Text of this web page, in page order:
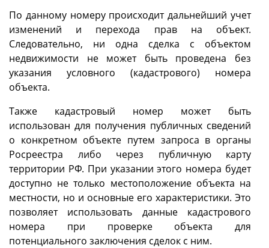
По данному номеру происходит дальнейший учет
изменений и перехода прав на объект.
Следовательно, ни одна сделка с объектом
недвижимости не может быть проведена без
указания условного (кадастрового) номера
объекта.
Также кадастровый номер может быть
использован для получения публичных сведений
о конкретном объекте путем запроса в органы
Росреестра либо через публичную карту
территории РФ. При указании этого номера будет
доступно не только местоположение объекта на
местности, но и основные его характеристики. Это
позволяет использовать данные кадастрового
номера при проверке объекта для
потенциального заключения сделок с ним.